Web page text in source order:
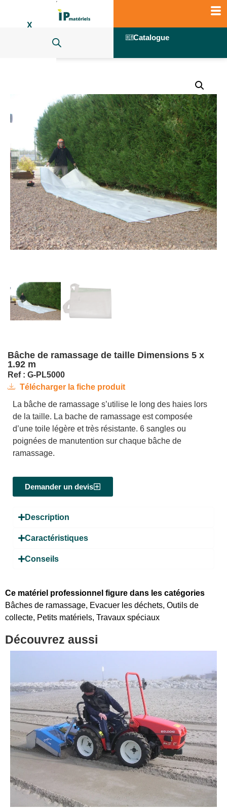
X
Catalogue
Bâche de ramassage de taille Dimensions 5 x
1.92 m
Ref : G-PL5000
Télécharger la fiche produit
La bâche de ramassage s’utilise le long des haies lors
de la taille. La bache de ramassage est composée
d’une toile légère et très résistante. 6 sangles ou
poignées de manutention sur chaque bâche de
ramassage.
Demander un devis
Description
Caractéristiques
Conseils
Ce matériel professionnel figure dans les catégories
Bâches de ramassage, Evacuer les déchets, Outils de
collecte, Petits matériels, Travaux spéciaux
Découvrez aussi